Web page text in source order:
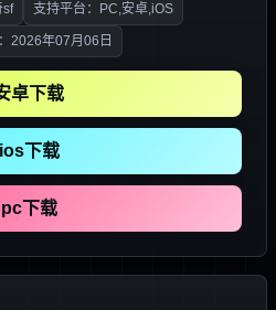
sf 支持平台：PC,安卓,iOS
2026年07月06日
卓下载
ios下载
pc下载